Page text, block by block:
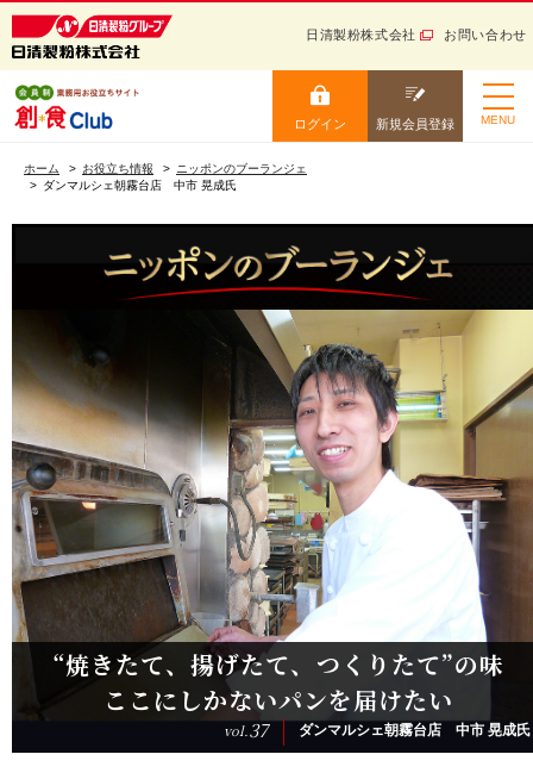
日清製粉グループ 健康と信
頼をお届けする
制業務用お役立ちサイト
日清製粉株式会社 お問い合わせ
ログイン
会員IDをお忘れの方
パスワードをお忘れの方
会員IDを保存する
ログイン 新規会員登録 MENU
ログイン 新規会員登録
お役立ち情報
学ぶ
セミナー・イベント
サイトマップ
ご利用ガイド
お問い合わせ
日清製粉（株）事業所一覧
小麦粉製品の取り扱いについて
弊社業務用小麦粉製品の表示について
プライバシーポリシー
ホーム お役立ち情報
ニッポンのブーランジェ
ダンマルシェ朝霧台店 中市 晃成氏
“焼きたて、揚げたて、つくりたて”の味
ここにしかないパンを届けたい
vol.37 ダンマルシェ朝霧台店 中市 晃成氏